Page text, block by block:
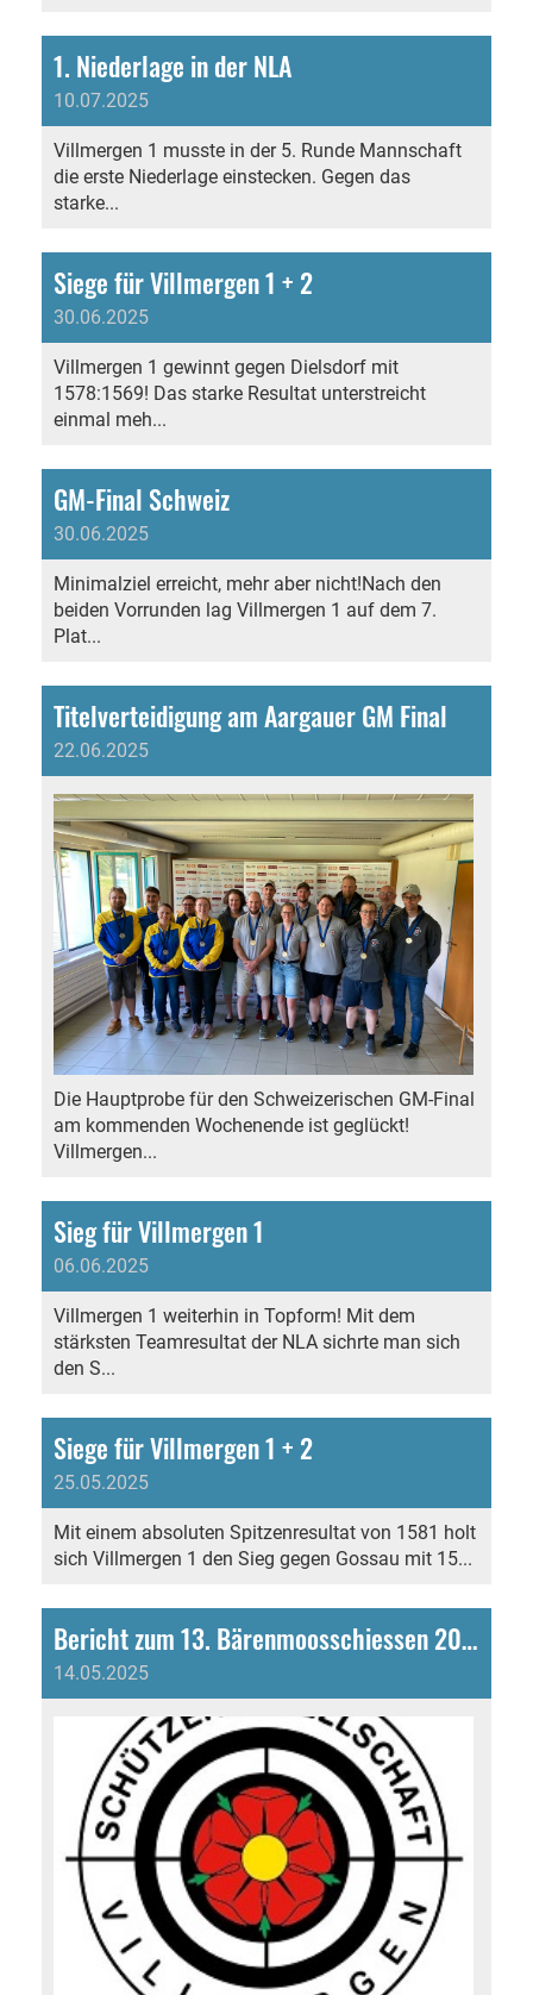
1. Niederlage in der NLA
10.07.2025
Villmergen 1 musste in der 5. Runde Mannschaft
die erste Niederlage einstecken. Gegen das
starke...
Siege für Villmergen 1 + 2
30.06.2025
Villmergen 1 gewinnt gegen Dielsdorf mit
1578:1569! Das starke Resultat unterstreicht
einmal meh...
GM-Final Schweiz
30.06.2025
Minimalziel erreicht, mehr aber nicht!Nach den
beiden Vorrunden lag Villmergen 1 auf dem 7.
Plat...
Titelverteidigung am Aargauer GM Final
22.06.2025
Die Hauptprobe für den Schweizerischen GM-Final
am kommenden Wochenende ist geglückt!
Villmergen...
Sieg für Villmergen 1
06.06.2025
Villmergen 1 weiterhin in Topform! Mit dem
stärksten Teamresultat der NLA sichrte man sich
den S...
Siege für Villmergen 1 + 2
25.05.2025
Mit einem absoluten Spitzenresultat von 1581 holt
sich Villmergen 1 den Sieg gegen Gossau mit 15...
Bericht zum 13. Bärenmoosschiessen 2025
14.05.2025